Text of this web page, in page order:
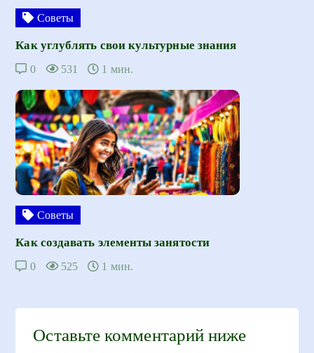
Советы
Как углублять свои культурные знания
0 531 1 мин.
Советы
Как создавать элементы занятости
0 525 1 мин.
Оставьте комментарий ниже